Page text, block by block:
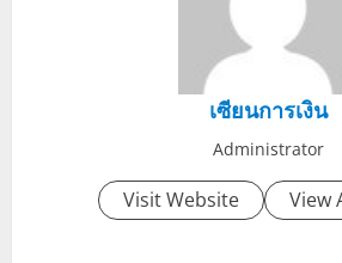
เซียนการเงิน
Administrator
Visit Website View